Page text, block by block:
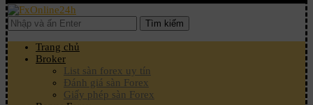
Tìm kiếm
Trang chủ
Broker
List sàn forex uy tín
Đánh giá sàn Forex
Giấy phép sàn Forex